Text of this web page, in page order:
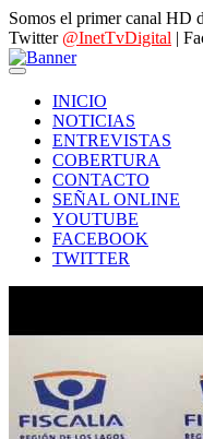
Somos el primer canal HD
Twitter @InetTvDigital |
INICIO
NOTICIAS
ENTREVISTAS
COBERTURA
CONTACTO
SEÑAL ONLINE
YOUTUBE
FACEBOOK
TWITTER